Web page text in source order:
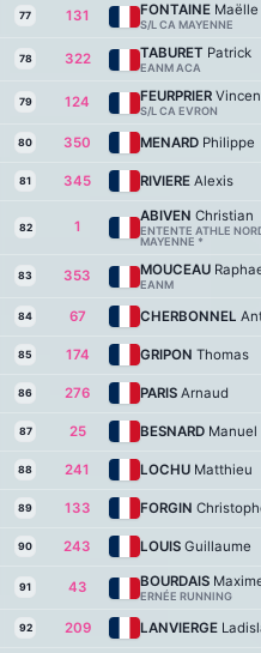
77 131 FONTAINE Maëlle
S/L CA MAYENNE
78 322 TABURET Patrick
EANM ACA
79 124 FEURPRIER
S/L CA EVRON
80 350 MENARD Philippe
81 345 RIVIERE Alexis
82 1
ABIVEN Christian
ENTENTE ATHLE
MAYENNE *
83 353 MOUCEAU
EANM
84 67 CHERBONNEL
85 174 GRIPON Thomas
86 276 PARIS Arnaud
87 25 BESNARD Manuel
88 241 LOCHU Matthieu
89 133 FORGIN
90 243 LOUIS Guillaume
91 43 BOURDAIS
ERNÉE RUNNING
92 209 LANVIERGE